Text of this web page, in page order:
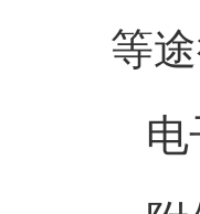
等
电